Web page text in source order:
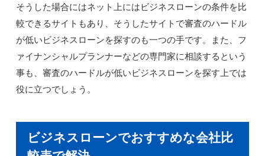
そうした場合にはネット上にはビジネスローンの条件を比
較できるサイトもあり、そうしたサイトで審査のハードル
が低いビジネスローンを探すのも一つの手です。また、フ
ァイナンシャルプランナーなどの専門家に相談するという
事も、審査のハードルが低いビジネスローンを探す上では
役に立つでしょう。
ビジネスローンでおすすめな会社比